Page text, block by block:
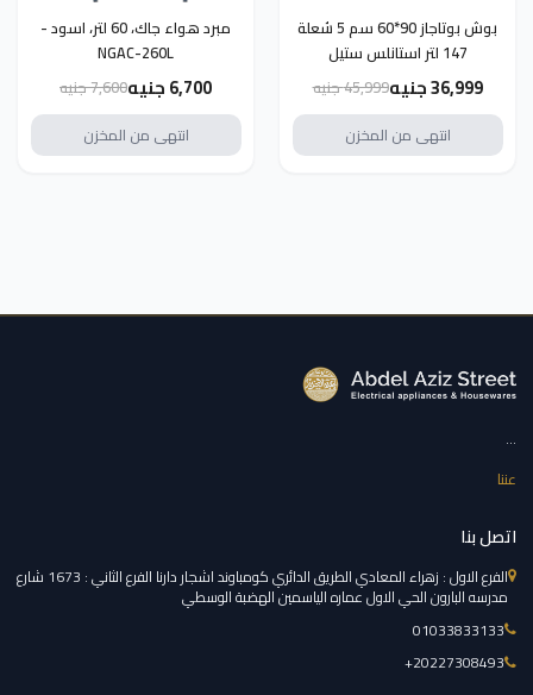
بوش بوتاجاز 90*60 سم 5 شعلة
147 لتر استانلس ستيل
HIZ5G7W59S36,999 جنيه
45,999 جنيه
انتهى من المخزن
مبرد هواء جاك، 60 لتر، اسود -
NGAC-260L
6,700 جنيه
7,600 جنيه
انتهى من المخزن
...
عننا
اتصل بنا
الفرع الاول : زهراء المعادي الطريق الدائري كومباوند اشجار دارنا الفرع الثاني : 1673 شارع
مدرسه البارون الحي الاول عماره الياسمين الهضبة الوسطي
01033833133
‎+20227308493